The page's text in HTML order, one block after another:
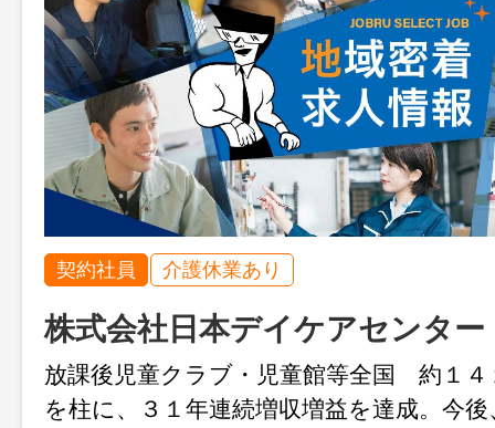
契約社員 介護休業あり
株式会社日本デイケアセンター
放課後児童クラブ・児童館等全国 約１４
を柱に、３１年連続増収増益を達成。今